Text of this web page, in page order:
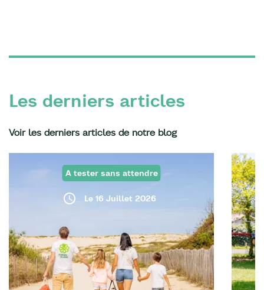
Les derniers articles
Voir les derniers articles de notre blog
A tester sans attendre
Le 16 Juillet 2026